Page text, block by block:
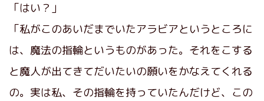
「はい？」
「私がこのあいだまでいたアラビアというところに
は、魔法の指輪というものがあった。それをこする
と魔人が出てきてだいたいの願いをかなえてくれる
の。実は私、その指輪を持っていたんだけど、この